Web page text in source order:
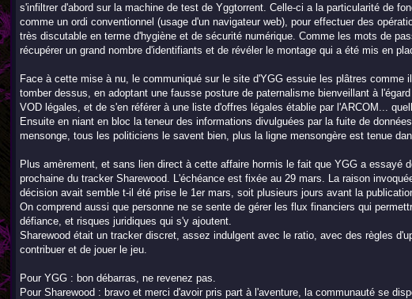
s'infiltrer d'abord sur la machine de test de Yggtorrent. Celle-ci a la particularité de
comme un ordi conventionnel (usage d'un navigateur web), pour effectuer des
très discutable en terme d'hygiène et de sécurité numérique. Comme les mots de
récupérer un grand nombre d'identifiants et de révéler le montage qui a été mis en
Face à cette mise à nu, le communiqué sur le site d'YGG essuie les plâtres comme
tomber dessus, en adoptant une fausse posture de paternalisme bienveillant à
VOD légales, et de s'en référer à une liste d'offres légales établie par l'ARCOM...
Ensuite en niant en bloc la teneur des informations divulguées par la fuite de
mensonge, tous les politiciens le savent bien, plus la ligne mensongère est tenue
Plus amèrement, et sans lien direct à cette affaire hormis le fait que YGG a essayé
prochaine du tracker Sharewood. L'échéance est fixée au 29 mars. La raison
décision avait semble t-il été prise le 1er mars, soit plusieurs jours avant la
On comprend aussi que personne ne se sente de gérer les flux financiers qui
défiance, et risques juridiques qui s'y ajoutent.
Sharewood était un tracker discret, assez indulgent avec le ratio, avec des règles
contribuer et de jouer le jeu.
Pour YGG : bon débarras, ne revenez pas.
Pour Sharewood : bravo et merci d'avoir pris part à l'aventure, la communauté se